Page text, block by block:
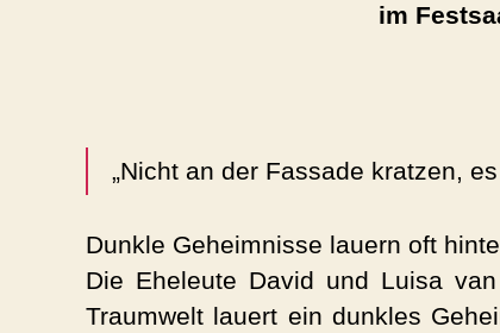
im
„Nicht an der Fassade kratzen,
Dunkle Geheimnisse lauern oft
Die Eheleute David und Luisa
Traumwelt lauert ein dunkles